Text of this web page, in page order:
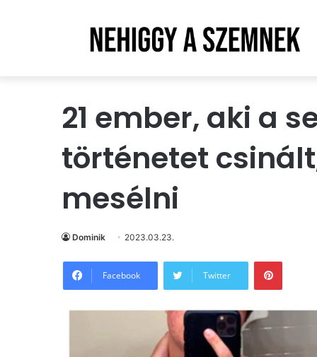
21 ember, aki a
történetet
mesélni
Dominik 2023.03.23.
Facebook Twitter